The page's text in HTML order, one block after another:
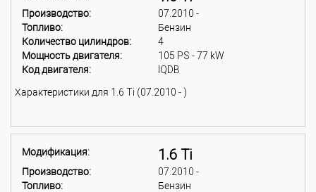
Производство:
07.2010 -
Топливо:
Бензин
Количество цилиндров:
4
Мощность двигателя:
105 PS - 77 kW
Код двигателя:
IQDB
Характеристики для 1.6 Ti (07.2010 - )
Модификация: 1.6 Ti
Производство:
07.2010 -
Топливо:
Бензин